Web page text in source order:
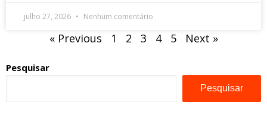
julho 27, 2026 Nenhum comentário
« Previous 1 2 3 4 5 Next »
Pesquisar
Pesquisar